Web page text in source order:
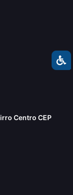
Centro CEP